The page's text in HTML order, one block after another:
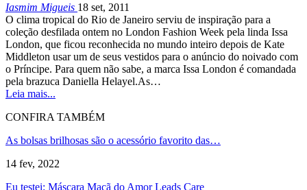
Iasmim Migueis 18 set, 2011
O clima tropical do Rio de Janeiro serviu de inspiração para a
coleção desfilada ontem no London Fashion Week pela linda Issa
London, que ficou reconhecida no mundo inteiro depois de Kate
Middleton usar um de seus vestidos para o anúncio do noivado com
o Príncipe. Para quem não sabe, a marca Issa London é comandada
pela brazuca Daniella Helayel.As…
Leia mais...
CONFIRA TAMBÉM
As bolsas brilhosas são o acessório favorito das…
14 fev, 2022
Eu testei: Máscara Maçã do Amor Leads Care